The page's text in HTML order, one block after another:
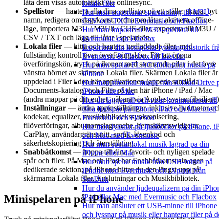
lokala filer
Hur man exporterar spårsamling till M3U,
CSV och TXT i Evermusic och Flacbox
Hur man importerar M3U-spellista till
Evermusic och Flacbox
Exportera din kompletta lyssningshistorik
Evermusic & Flacbox till Last.fm
Hur man spelar FLAC (förlustfri) musik på
iPhone
Hur man streamar musik från iCloud Drive
iPhone eller Mac
Hur du lägger till och visar kommentarer till
dina ljudspår på iPhone, iPad och Mac med
Evermusic och Flacbox
Hur man lyssnar på ljudböcker på iPhone,
och Mac med Evermusic
Hur man spelar lokal musik lagrad pa din
iPhone eller Mac
Hur man spelar musik från USB-minne på
iPhone med Evermusic och iXpand från
SanDisk
Hur du använder ljudequalizern på din
iPad eller Mac med Evermusic och Flacbox
Hur man ansluter ett USB-minne till iPhone
och lyssnar på musik eller hanterar filer på
låta dem visas automatiskt via onlinesync.
Spellistor — hantera alla dina spellistor på ett ställe: skapa, byt
namn, redigera omslagskonst, ordna om låtar, aktivera offline-
läge, importera M3U / M3U8 / CUE-filer, exportera till M3U /
CSV / TXT och lägg till låtar i spelarkön.
Lokala filer — hitta och hantera nedladdade filer, med
fullständig kontroll över överföringskön. För att öppna
överföringskön, tryck på ikonen med snurrande pilar i det övre
vänstra hörnet av skärmen Lokala filer. Skärmen Lokala filer är
uppdelad i Filer i den här applikationen (appens sandlåda
Documents-katalog) och Filer på den här iPhone / iPad / Mac
(andra mappar på din enhet, nåbara via Apples
Inställningar — ändra appinställningar, inklusive ljudmotor
kodekar, equalizer, musikbibliotekssynkronisering,
filöverföringar, albumomslagscache, hemskärmswidgetar,
CarPlay, användargränssnitt, språk, lösenkod och
säkerhetskopiering och återställning.
Snabbåtkomst — hoppa till dina favorit- och nyligen spelade
spår och filer. På Mac och iPad har Snabbåtkomst sin egen
dedikerade sektion; på iPhone hittar du den längst upp på
skärmarna Lokala filer, Anslutningar och Musikbibliotek.
Minispelaren på iPhone